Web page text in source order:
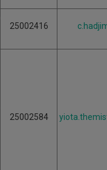
25002416
25002584